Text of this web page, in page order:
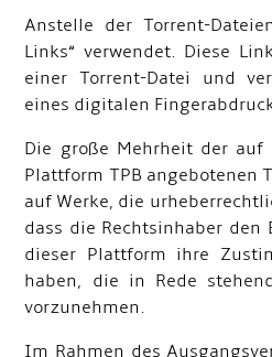
Anstelle der Torrent-
Links“ verwendet. Diese
einer Torrent-Datei und
eines digitalen
Die große Mehrheit der auf
Plattform TPB angebotenen
auf Werke, die
dass die Rechtsinhaber den
dieser Plattform ihre
haben, die in Rede
vorzunehmen.
Im Rahmen des